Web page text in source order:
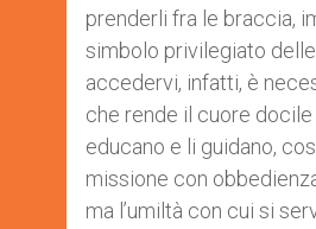
prenderli fra le braccia,
simbolo privilegiato
accedervi, infatti, è
che rende il cuore
educano e li guidano,
missione con
ma l’umiltà con cui si